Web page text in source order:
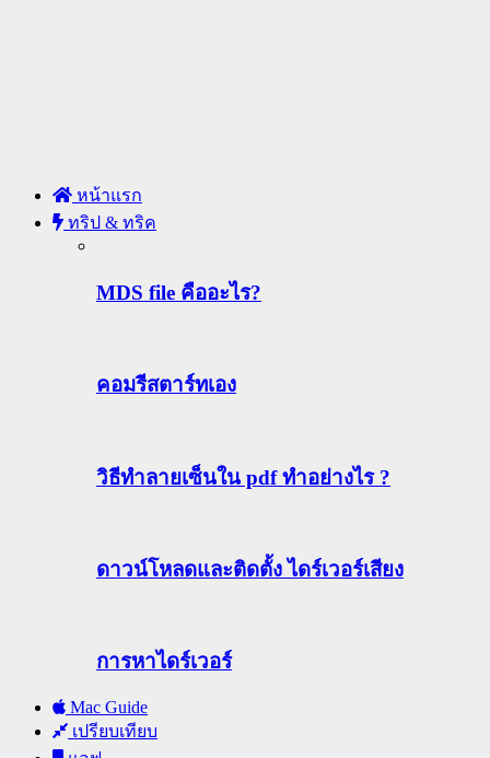
หน้าแรก
ทริป & ทริค
MDS file คืออะไร?
คอมรีสตาร์ทเอง
วิธีทําลายเซ็นใน pdf ทำอย่างไร ?
ดาวน์โหลดและติดตั้ง ไดร์เวอร์เสียง
การหาไดร์เวอร์
Mac Guide
เปรียบเทียบ